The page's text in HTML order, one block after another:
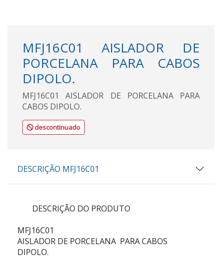
MFJ16C01 AISLADOR DE
PORCELANA PARA CABOS
DIPOLO.
MFJ16C01 AISLADOR DE PORCELANA PARA
CABOS DIPOLO.
descontinuado
DESCRIÇÃO MFJ16C01
DESCRIÇÃO DO PRODUTO
MFJ16C01
AISLADOR DE PORCELANA PARA CABOS
DIPOLO.